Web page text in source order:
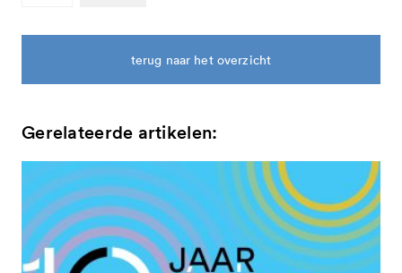
terug naar het overzicht
Gerelateerde artikelen: